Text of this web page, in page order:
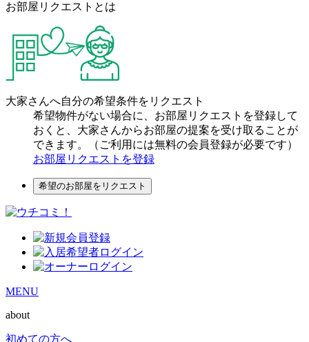
お部屋リクエストとは
大家さんへ自分の希望条件をリクエスト
希望物件がない場合に、お部屋リクエストを登録して
おくと、大家さんからお部屋の提案を受け取ることが
できます。（ご利用には無料の会員登録が必要です）
お部屋リクエストを登録
希望のお部屋をリクエスト
MENU
about
初めての方へ